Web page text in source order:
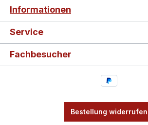
Informationen
Service
Fachbesucher
Bestellung widerrufen